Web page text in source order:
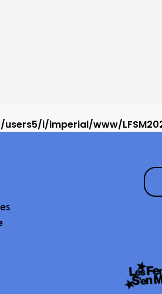
users5/i/imperial/www/